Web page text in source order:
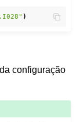
)
configuração